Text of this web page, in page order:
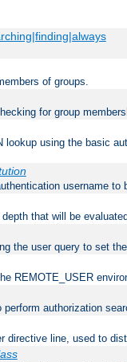
of groups.
for group
lookup using the basic
username
that will be
the user query to set
REMOTE_USER
authorization
directive line, used to